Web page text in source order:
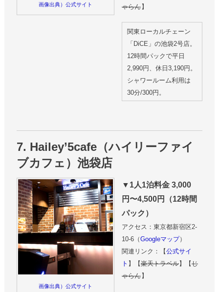
画像出典）公式サイト
ゃらん 】
関東ローカルチェーン
「DiCE」の池袋2号店。
12時間パックで平日
2,990円、休日3,190円。
シャワールーム利用は
30分/300円。
7. Hailey’5cafe（ハイリーファイ
ブカフェ）池袋店
画像出典）公式サイト
▼1人1泊料金 3,000
円〜4,500円（12時間
パック）
アクセス：東京都新宿区2-
10-6（Googleマップ）
関連リンク：【公式サイ
ト 】【楽天トラベル】【じ
ゃらん 】